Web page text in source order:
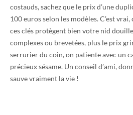
costauds, sachez que le prix d’une
100 euros selon les modèles. C’est
ces clés protègent bien votre nid
complexes ou brevetées, plus le prix
serrurier du coin, on patiente avec un
précieux sésame. Un conseil d’ami,
sauve vraiment la vie !